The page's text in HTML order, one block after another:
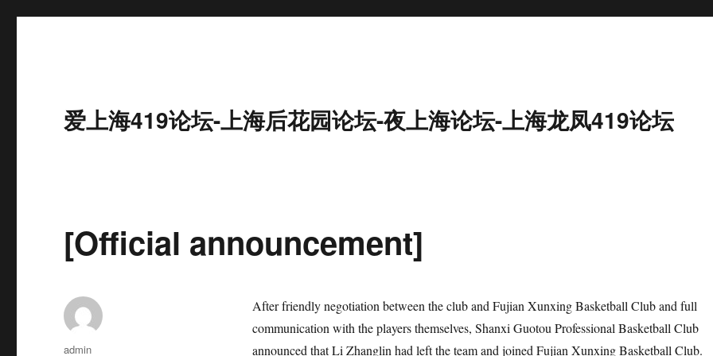
爱上海419论坛-上海后花园论坛-夜上海论坛-上海龙凤419论坛
[Official announcement]
After friendly negotiation between the club and Fujian Xunxing Basketball Club and full
communication with the players themselves, Shanxi Guotou Professional Basketball Club
announced that Li Zhanglin had left the team and joined Fujian Xunxing Basketball Club.
作
admin